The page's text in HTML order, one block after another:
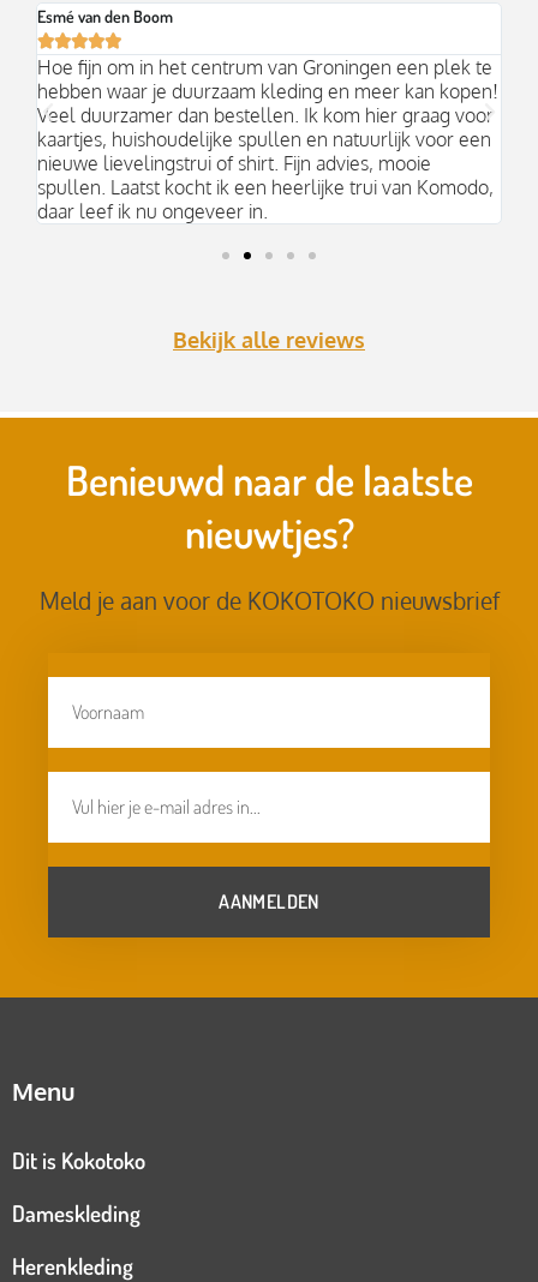
Esmé van den Boom

Hoe fijn om in het centrum van Groningen een plek te
hebben waar je duurzaam kleding en meer kan kopen!
Veel duurzamer dan bestellen. Ik kom hier graag voor
kaartjes, huishoudelijke spullen en natuurlijk voor een
nieuwe lievelingstrui of shirt. Fijn advies, mooie
spullen. Laatst kocht ik een heerlijke trui van Komodo,
daar leef ik nu ongeveer in.
Bekijk alle reviews
Benieuwd naar de laatste
nieuwtjes?
Meld je aan voor de KOKOTOKO nieuwsbrief
AANMELDEN
Menu
Dit is Kokotoko
Dameskleding
Herenkleding